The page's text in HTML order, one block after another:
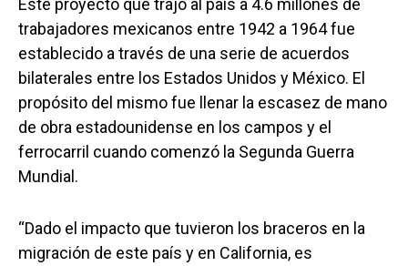
trabajadores mexicanos entre 1942 a 1964 fue
establecido a través de una serie de acuerdos
bilaterales entre los Estados Unidos y México. El
propósito del mismo fue llenar la escasez de mano
de obra estadounidense en los campos y el
ferrocarril cuando comenzó la Segunda Guerra
Mundial.
“Dado el impacto que tuvieron los braceros en la
migración de este país y en California, es